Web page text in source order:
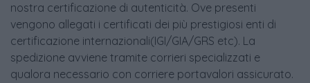
nostra certificazione di autenticità. Ove presenti
vengono allegati i certificati dei più prestigiosi enti di
certificazione internazionali(IGI/GIA/GRS etc). La
spedizione avviene tramite corrieri specializzati e
qualora necessario con corriere portavalori assicurato.